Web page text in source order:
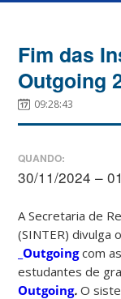
Fim das
Outgoing
09:28:43
QUANDO:
30/11/2024 –
A Secretaria de
(SINTER) divulga o
_Outgoingcom
estudantes de
Outgoing.O